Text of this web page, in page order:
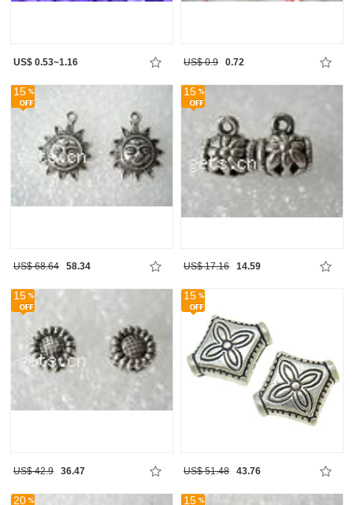
US$ 0.53~1.16 US$ 0.9 0.72
15
US$ 68.64 58.34
15
US$ 17.16 14.59
15
US$ 42.9 36.47
15
US$ 51.48 43.76
20 15